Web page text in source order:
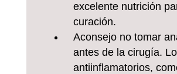
excelente nutrición
curación.
Aconsejo no tomar
antes de la cirugía.
antiinflamatorios,